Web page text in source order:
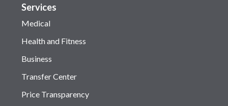
Services
Medical
Health and Fitness
Business
Transfer Center
Price Transparency